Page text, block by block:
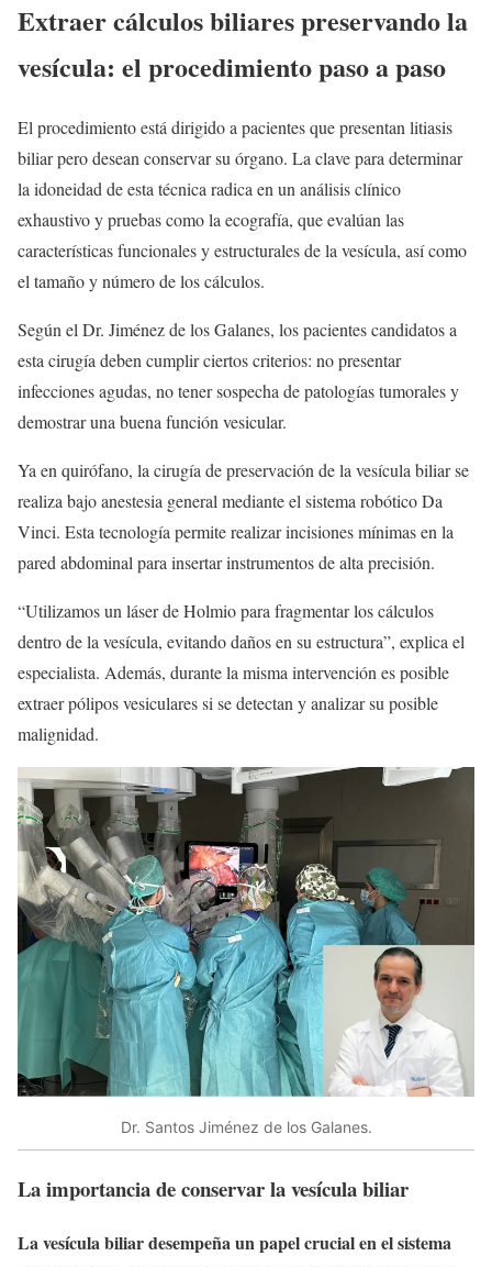
Extraer cálculos biliares preservando la
vesícula: el procedimiento paso a paso
El procedimiento está dirigido a pacientes que presentan litiasis
biliar pero desean conservar su órgano. La clave para determinar
la idoneidad de esta técnica radica en un análisis clínico
exhaustivo y pruebas como la ecografía, que evalúan las
características funcionales y estructurales de la vesícula, así como
el tamaño y número de los cálculos.
Según el Dr. Jiménez de los Galanes, los pacientes candidatos a
esta cirugía deben cumplir ciertos criterios: no presentar
infecciones agudas, no tener sospecha de patologías tumorales y
demostrar una buena función vesicular.
Ya en quirófano, la cirugía de preservación de la vesícula biliar se
realiza bajo anestesia general mediante el sistema robótico Da
Vinci. Esta tecnología permite realizar incisiones mínimas en la
pared abdominal para insertar instrumentos de alta precisión.
“Utilizamos un láser de Holmio para fragmentar los cálculos
dentro de la vesícula, evitando daños en su estructura”, explica el
especialista. Además, durante la misma intervención es posible
extraer pólipos vesiculares si se detectan y analizar su posible
malignidad.
Dr. Santos Jiménez de los Galanes.
La importancia de conservar la vesícula biliar
La vesícula biliar desempeña un papel crucial en el sistema